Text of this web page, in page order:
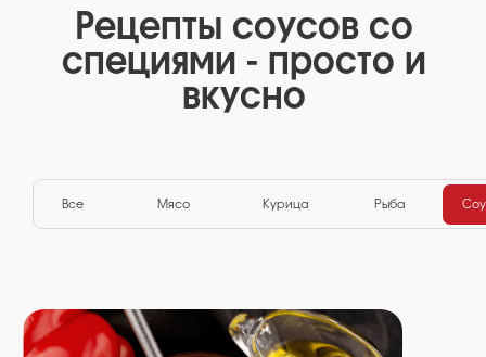
Рецепты соусов со
специями - просто и
вкусно
Все Мясо Курица Рыба